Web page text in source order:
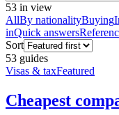
53 in view
AllBy nationalityBuying
inQuick answers
Sort
53 guides
Visas & taxFeatured
Cheapest